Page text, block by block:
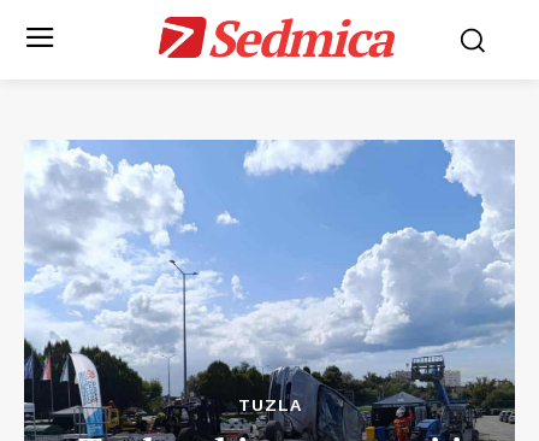
Sedmica
TUZLA